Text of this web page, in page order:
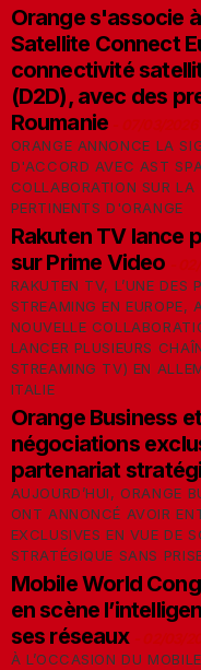
Orange s'associe
Satellite Connect
connectivité
(D2D), avec des
Roumanie
ORANGE ANNONCE LA
D'ACCORD AVEC AST
COLLABORATION SUR
PERTINENTS D'ORANGE
Rakuten TV lance
sur Prime Video
RAKUTEN TV, L’UNE DES
STREAMING EN EUROPE,
NOUVELLE
LANCER PLUSIEURS
STREAMING TV) EN
ITALIE
Orange Business
négociations
partenariat
AUJOURD’HUI, ORANGE
ONT ANNONCÉ AVOIR
EXCLUSIVES EN VUE DE
STRATÉGIQUE SANS
Mobile World
en scène
ses réseaux
À L’OCCASION DU